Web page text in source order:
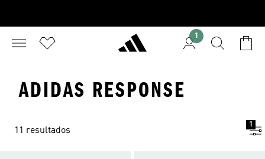
1
ADIDAS RESPONSE
11 resultados
1